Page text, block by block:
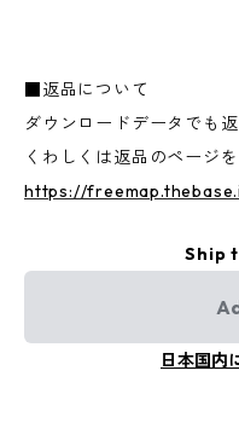
■返品について
ダウンロードデータでも
くわしくは返品のページ
https://
Ship
日本国内